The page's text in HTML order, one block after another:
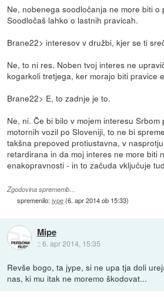
Ne, nobenega soodločanja ne more biti o
Soodločaš lahko o lastnih pravicah.
Brane22> interesov v družbi, kjer se ti
Ne, to ni res. Noben tvoj interes ne
kogarkoli tretjega, ker morajo biti pravice
Brane22> E, to zadnje je to.
Ne, ni. Če bi bilo v mojem interesu Srbom
motornih vozil po Sloveniji, to ne bi
takšna prepoved protiustavna, v
retardirana in da moj interes ne more biti
enakopravnosti - in to začuda vključuje
Zgodovina sprememb…
spremenilo:jype(6. apr 2014 ob 15:33)
Mipe
::6. apr 2014, 15:35
Revše bogo, ta jype, si ne upa tja doli
nas, ki mu itak ne moremo škodovat...